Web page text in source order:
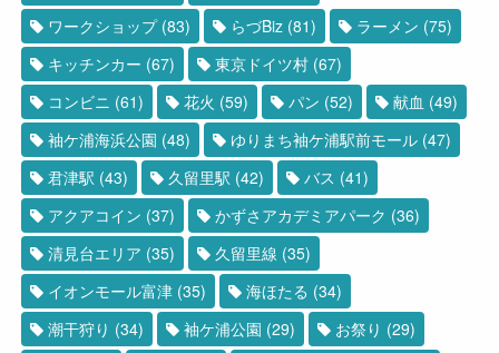
ワークショップ(83) らづBiz (81) ラーメン (75)
キッチンカー (67) 東京ドイツ村 (67)
コンビニ (61) 花火 (59) パン (52) 献血 (49)
袖ケ浦海浜公園 (48) ゆりまち袖ケ浦駅前モール (47)
君津駅 (43) 久留里駅 (42) バス (41)
アクアコイン (37) かずさアカデミアパーク (36)
清見台エリア (35) 久留里線 (35)
イオンモール富津 (35) 海ほたる (34)
潮干狩り (34) 袖ケ浦公園 (29) お祭り (29)